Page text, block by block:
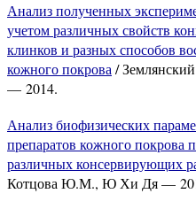
Анализ полученных
учетом различных свойств
клинков и разных способов
кожного покрова /
— 2014.
Анализ биофизических
препаратов кожного покрова
различных консервирующих
Котцова Ю.М., Ю Хи Дя —